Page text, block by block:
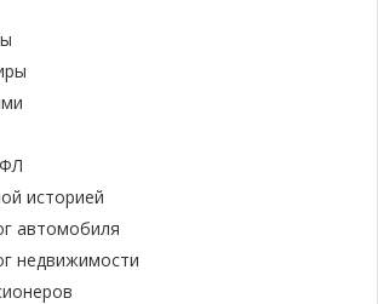
историей
автомобиля
недвижимости